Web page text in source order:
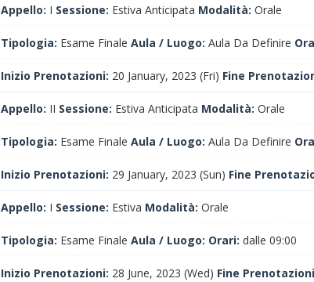
Appello: I Sessione: Estiva Anticipata Modalità: Orale
Tipologia: Esame Finale Aula / Luogo: Aula Da Definire
Inizio Prenotazioni: 20 January, 2023 (Fri) Fine
Appello: II Sessione: Estiva Anticipata Modalità: Orale
Tipologia: Esame Finale Aula / Luogo: Aula Da Definire
Inizio Prenotazioni: 29 January, 2023 (Sun) Fine
Appello: I Sessione: Estiva Modalità: Orale
Tipologia: Esame Finale Aula / Luogo: Orari: dalle 09:00
Inizio Prenotazioni: 28 June, 2023 (Wed) Fine